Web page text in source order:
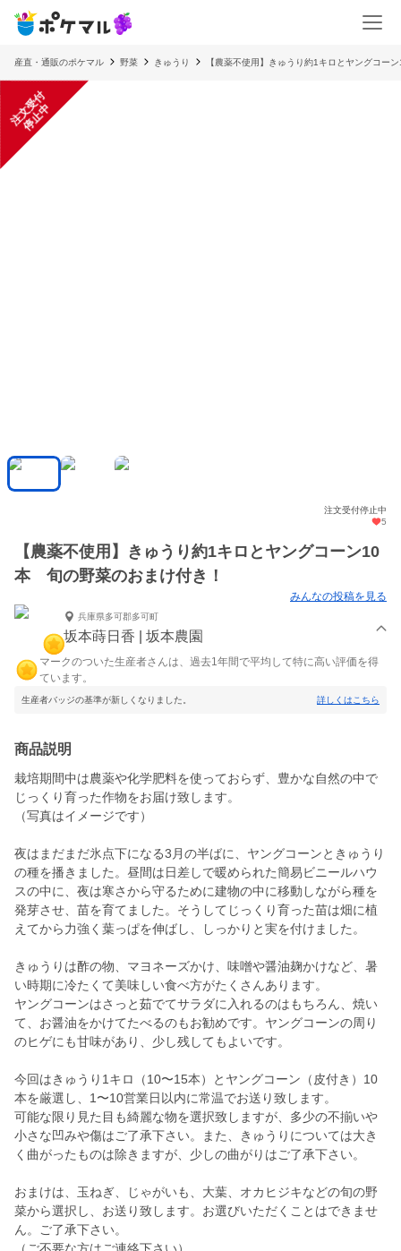
産直・通販のポケマル 野菜 きゅうり 【農薬不使用】きゅうり約1キロとヤングコー
注
文
受
付
停
止
中
注文受付停止中
5
【農薬不使用】きゅうり約1キロとヤングコーン10
本 旬の野菜のおまけ付き！
みんなの投稿を見る
兵庫県多可郡多可町
坂本蒔日香 | 坂本農園
マークのついた生産者さんは、過去1年間で平均して特に高い評価を得
ています。
生産者バッジの基準が新しくなりました。 詳しくはこちら
商品説明
栽培期間中は農薬や化学肥料を使っておらず、豊かな自然の中で
じっくり育った作物をお届け致します。
（写真はイメージです）
夜はまだまだ氷点下になる3月の半ばに、ヤングコーンときゅうり
の種を播きました。昼間は日差しで暖められた簡易ビニールハウ
スの中に、夜は寒さから守るために建物の中に移動しながら種を
発芽させ、苗を育てました。そうしてじっくり育った苗は畑に植
えてから力強く葉っぱを伸ばし、しっかりと実を付けました。
きゅうりは酢の物、マヨネーズかけ、味噌や醤油麹かけなど、暑
い時期に冷たくて美味しい食べ方がたくさんあります。
ヤングコーンはさっと茹でてサラダに入れるのはもちろん、焼い
て、お醤油をかけてたべるのもお勧めです。ヤングコーンの周り
のヒゲにも甘味があり、少し残してもよいです。
今回はきゅうり1キロ（10〜15本）とヤングコーン（皮付き）10
本を厳選し、1〜10営業日以内に常温でお送り致します。
可能な限り見た目も綺麗な物を選択致しますが、多少の不揃いや
小さな凹みや傷はご了承下さい。また、きゅうりについては大き
く曲がったものは除きますが、少しの曲がりはご了承下さい。
おまけは、玉ねぎ、じゃがいも、大葉、オカヒジキなどの旬の野
菜から選択し、お送り致します。お選びいただくことはできませ
ん。ご了承下さい。